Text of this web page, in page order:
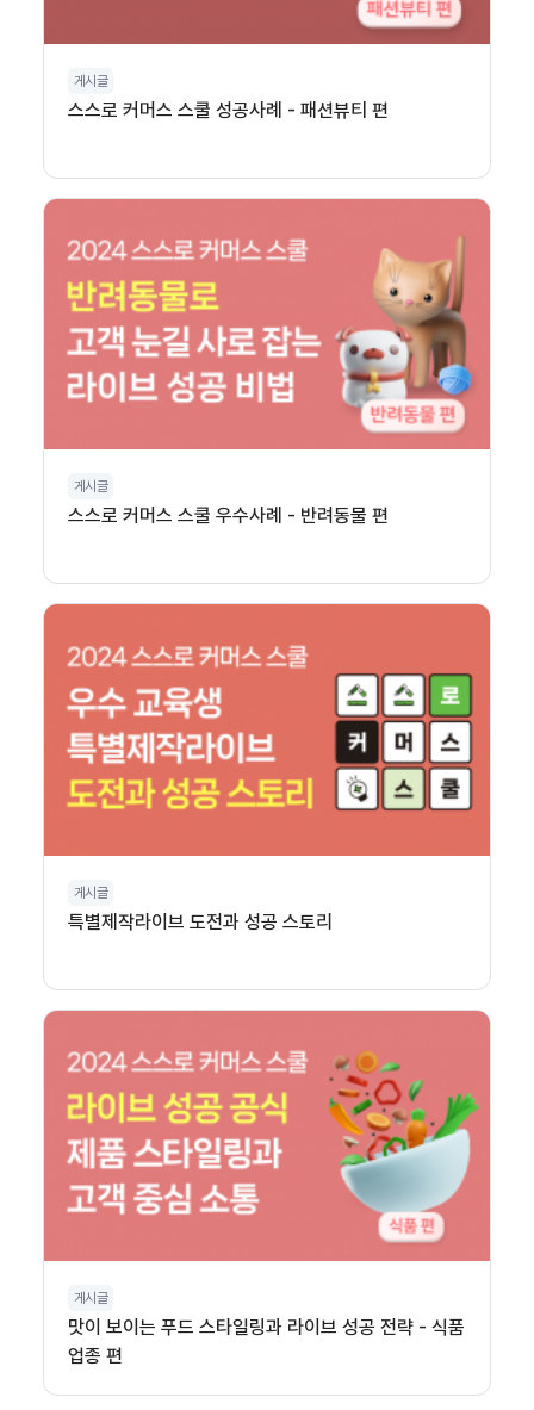
게시글
스스로 커머스 스쿨 성공사례 - 패션뷰티 편
게시글
스스로 커머스 스쿨 우수사례 - 반려동물 편
게시글
특별제작라이브 도전과 성공 스토리
게시글
맛이 보이는 푸드 스타일링과 라이브 성공 전략 - 식품
업종 편